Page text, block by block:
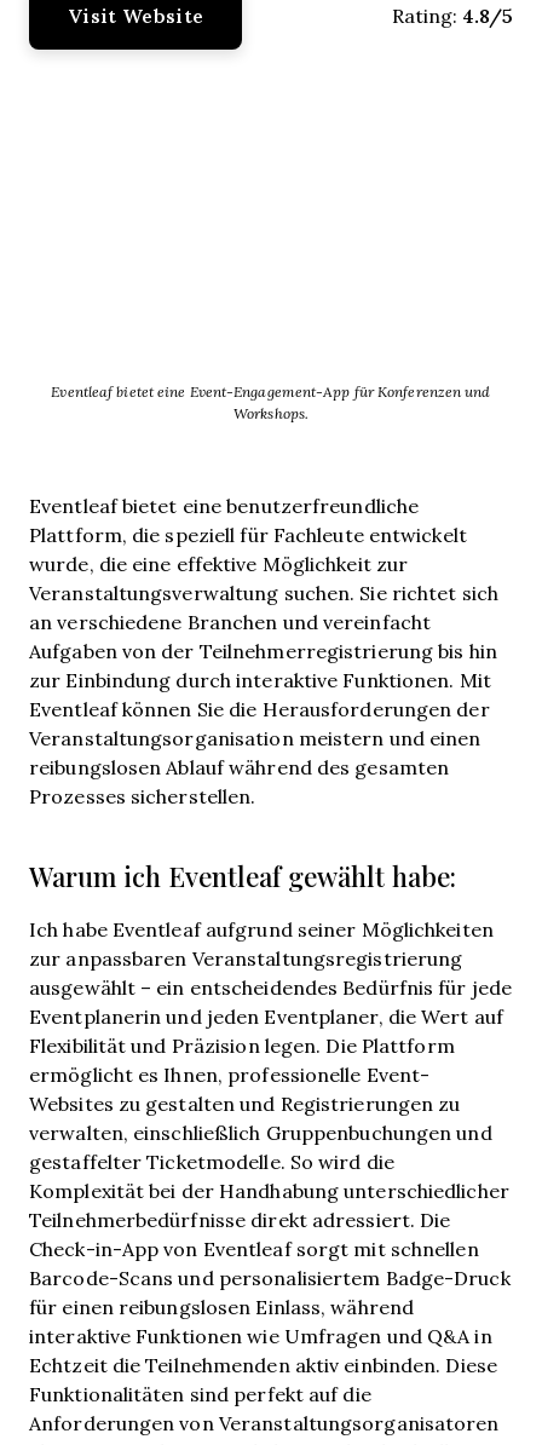
Visit Website Rating: 4.8/5
Eventleaf bietet eine Event-Engagement-App für Konferenzen und
Workshops.
Eventleaf bietet eine benutzerfreundliche
Plattform, die speziell für Fachleute entwickelt
wurde, die eine effektive Möglichkeit zur
Veranstaltungsverwaltung suchen. Sie richtet sich
an verschiedene Branchen und vereinfacht
Aufgaben von der Teilnehmerregistrierung bis hin
zur Einbindung durch interaktive Funktionen. Mit
Eventleaf können Sie die Herausforderungen der
Veranstaltungsorganisation meistern und einen
reibungslosen Ablauf während des gesamten
Prozesses sicherstellen.
Warum ich Eventleaf gewählt habe:
Ich habe Eventleaf aufgrund seiner Möglichkeiten
zur anpassbaren Veranstaltungsregistrierung
ausgewählt – ein entscheidendes Bedürfnis für jede
Eventplanerin und jeden Eventplaner, die Wert auf
Flexibilität und Präzision legen. Die Plattform
ermöglicht es Ihnen, professionelle Event-
Websites zu gestalten und Registrierungen zu
verwalten, einschließlich Gruppenbuchungen und
gestaffelter Ticketmodelle. So wird die
Komplexität bei der Handhabung unterschiedlicher
Teilnehmerbedürfnisse direkt adressiert. Die
Check-in-App von Eventleaf sorgt mit schnellen
Barcode-Scans und personalisiertem Badge-Druck
für einen reibungslosen Einlass, während
interaktive Funktionen wie Umfragen und Q&A in
Echtzeit die Teilnehmenden aktiv einbinden. Diese
Funktionalitäten sind perfekt auf die
Anforderungen von Veranstaltungsorganisatoren